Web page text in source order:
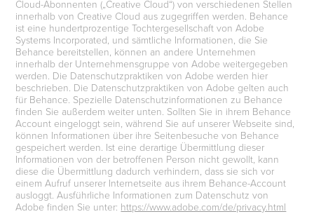
Cloud-Abonnenten („Creative Cloud“) von verschiedenen Stellen
innerhalb von Creative Cloud aus zugegriffen werden. Behance
ist eine hundertprozentige Tochtergesellschaft von Adobe
Systems Incorporated, und sämtliche Informationen, die Sie
Behance bereitstellen, können an andere Unternehmen
innerhalb der Unternehmensgruppe von Adobe weitergegeben
werden. Die Datenschutzpraktiken von Adobe werden hier
beschrieben. Die Datenschutzpraktiken von Adobe gelten auch
für Behance. Spezielle Datenschutzinformationen zu Behance
finden Sie außerdem weiter unten. Sollten Sie in ihrem Behance
Account eingeloggt sein, während Sie auf unserer Webseite sind,
können Informationen über ihre Seitenbesuche von Behance
gespeichert werden. Ist eine derartige Übermittlung dieser
Informationen von der betroffenen Person nicht gewollt, kann
diese die Übermittlung dadurch verhindern, dass sie sich vor
einem Aufruf unserer Internetseite aus ihrem Behance-Account
ausloggt. Ausführliche Informationen zum Datenschutz von
Adobe finden Sie unter: https://www.adobe.com/de/privacy.html